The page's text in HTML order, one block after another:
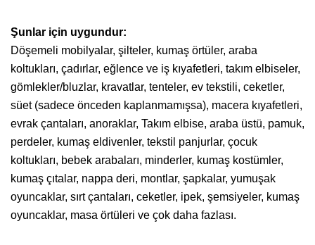
Şunlar için uygundur:
Döşemeli mobilyalar, şilteler, kumaş örtüler, araba
koltukları, çadırlar, eğlence ve iş kıyafetleri, takım elbiseler,
gömlekler/bluzlar, kravatlar, tenteler, ev tekstili, ceketler,
süet (sadece önceden kaplanmamışsa), macera kıyafetleri,
evrak çantaları, anoraklar, Takım elbise, araba üstü, pamuk,
perdeler, kumaş eldivenler, tekstil panjurlar, çocuk
koltukları, bebek arabaları, minderler, kumaş kostümler,
kumaş çıtalar, nappa deri, montlar, şapkalar, yumuşak
oyuncaklar, sırt çantaları, ceketler, ipek, şemsiyeler, kumaş
oyuncaklar, masa örtüleri ve çok daha fazlası.